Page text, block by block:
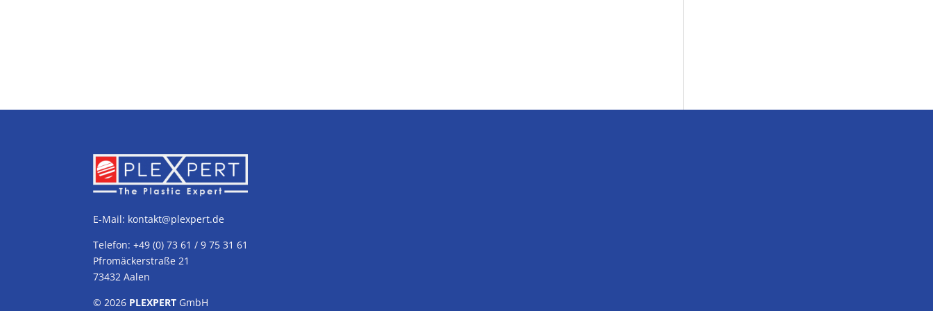
E-Mail: kontakt@plexpert.de
Telefon: +49 (0) 73 61 / 9 75 31 61
Pfromäckerstraße 21
73432 Aalen
© 2026 PLEXPERT GmbH